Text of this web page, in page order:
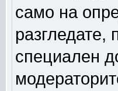
само на
специален